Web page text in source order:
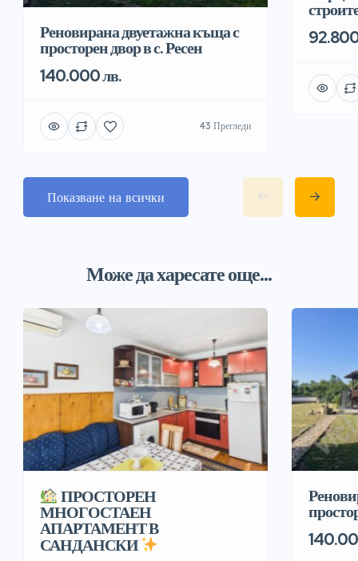
Реновирана двуетажна къща с
просторен двор в с. Ресен
140.000 лв.
43 Прегледи
Показване на всички
Може да харесате още...
ПРОСТОРЕН
МНОГОСТАЕН
АПАРТАМЕНТ В
САНДАНСКИ